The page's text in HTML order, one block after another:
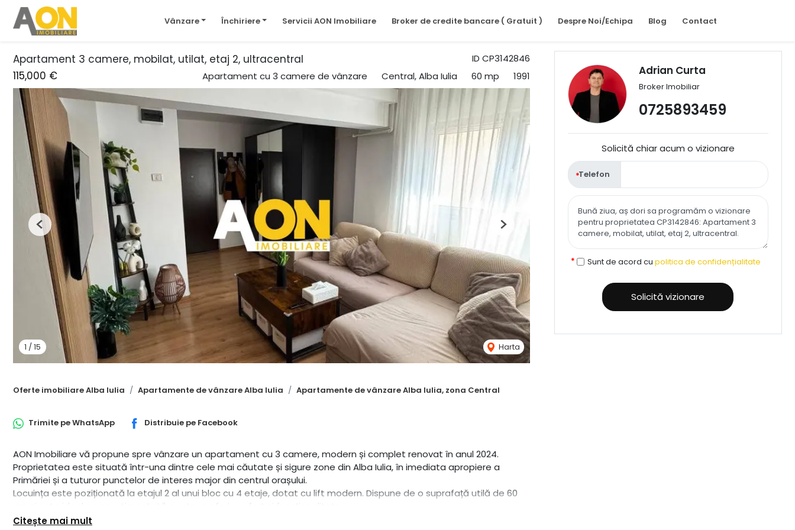
Vânzare Închiriere Servicii AON Imobiliare Broker de credite bancare ( Gratuit ) Despre Noi/Echipa Blog Contact
ID CP3142846
Apartament 3 camere, mobilat, utilat, etaj 2, ultracentral
115,000 €
Apartament cu 3 camere de vânzare Central, Alba Iulia 60 mp 1991
1 / 15 Harta
Previous Next
Oferte imobiliare Alba Iulia Apartamente de vânzare Alba Iulia Apartamente de vânzare Alba Iulia, zona Central
Trimite peWhatsApp Distribuie pe Facebook
AON Imobiliare vă propune spre vânzare un apartament cu 3 camere, modern și complet renovat în anul 2024.
Proprietatea este situată într-una dintre cele mai căutate și sigure zone din Alba Iulia, în imediata apropiere a
Primăriei și a tuturor punctelor de interes major din centrul orașului.
Locuința este poziționată la etajul 2 al unui bloc cu 4 etaje, dotat cu lift modern. Dispune de o suprafață utilă de 60
• Zona de zi: Living primitor și bucătărie complet echipată;
Citește mai mult
Adrian Curta
Broker Imobiliar
0725893459
Solicită chiar acum o vizionare
Telefon
Sunt de acord cu politica de confidențialitate
Solicită vizionare